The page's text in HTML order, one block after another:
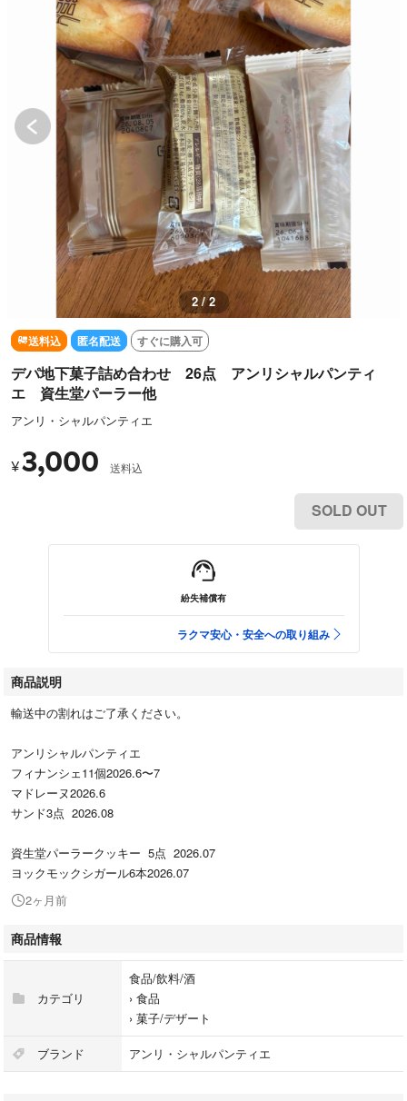
2 / 2
送料込 匿名配送 すぐに購入可
デパ地下菓子詰め合わせ 26点 アンリシャルパンティ
エ 資生堂パーラー他
アンリ・シャルパンティエ
¥3,000 送料込
SOLD OUT
紛失補償有
ラクマ安心・安全への取り組み
商品説明
輸送中の割れはご了承ください。
アンリシャルパンティエ
フィナンシェ11個2026.6〜7
マドレーヌ2026.6
サンド3点 2026.08
資生堂パーラークッキー 5点 2026.07
ヨックモックシガール6本2026.07
2ヶ月前
商品情報
カテゴリ
食品/飲料/酒
› 食品
› 菓子/デザート
ブランド アンリ・シャルパンティエ